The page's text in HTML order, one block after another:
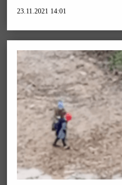
23.11.2021 14:01